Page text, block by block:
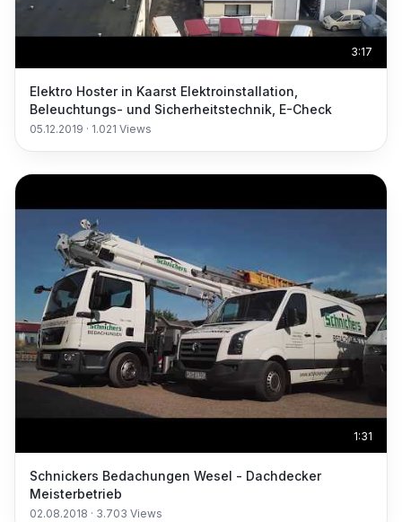
3:17
Elektro Hoster in Kaarst Elektroinstallation,
Beleuchtungs- und Sicherheitstechnik, E-Check
05.12.2019 · 1.021 Views
1:31
Schnickers Bedachungen Wesel - Dachdecker
Meisterbetrieb
02.08.2018 · 3.703 Views